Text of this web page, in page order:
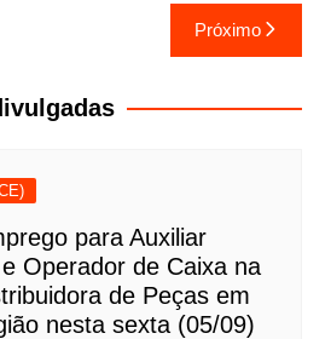
Próximo
para Auxiliar
Operador de Caixa na
de Peças em
nesta sexta (05/09)